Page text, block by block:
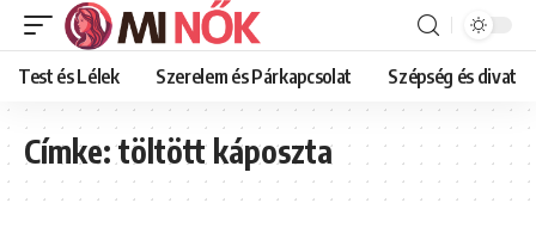
Test és Lélek Szerelem és Párkapcsolat Szépség és divat
Címke:töltött káposzta